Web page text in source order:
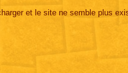
et le site ne semble plus